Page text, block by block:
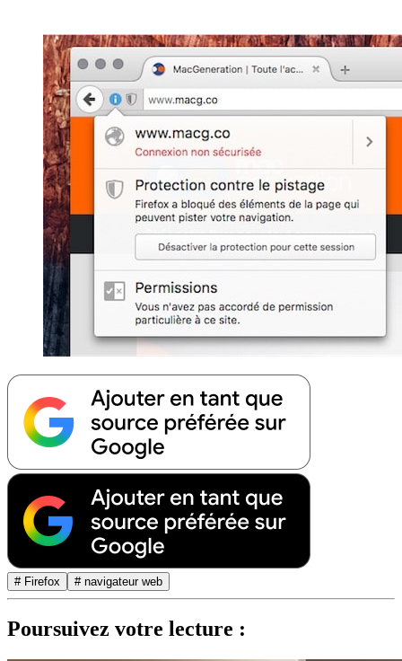
# Firefox # navigateur web
Poursuivez votre lecture :